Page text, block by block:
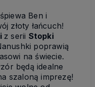
Ben i
złoty łańcuch!
z serii Stopki
poprawią
na świecie.
będą idealne
szaloną imprezę!